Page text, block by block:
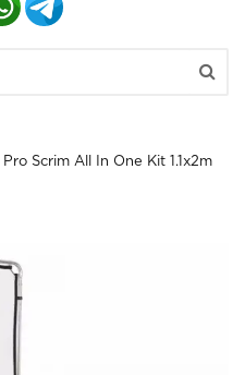
Scrim All In One Kit 1.1x2m